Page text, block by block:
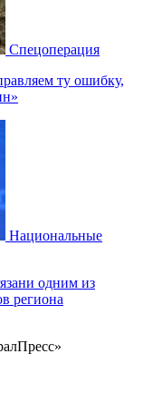
Спецоперация
ту ошибку,
Национальные
одним из
региона